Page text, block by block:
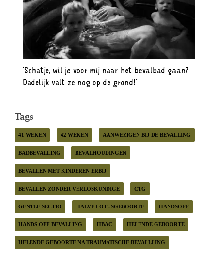
‘Schatje, wil je voor mij naar het bevalbad gaan?
Dadelijk valt ze nog op de grond!’ ⁣
Tags
41 WEKEN 42 WEKEN AANWEZIGEN BIJ DE BEVALLING
BADBEVALLING BEVALHOUDINGEN
BEVALLEN MET KINDEREN ERBIJ
BEVALLEN ZONDER VERLOSKUNDIGE CTG
GENTLE SECTIO HALVE LOTUSGEBOORTE HANDSOFF
HANDS OFF BEVALLING HBAC HELENDE GEBOORTE
HELENDE GEBOORTE NA TRAUMATISCHE BEVALLLING